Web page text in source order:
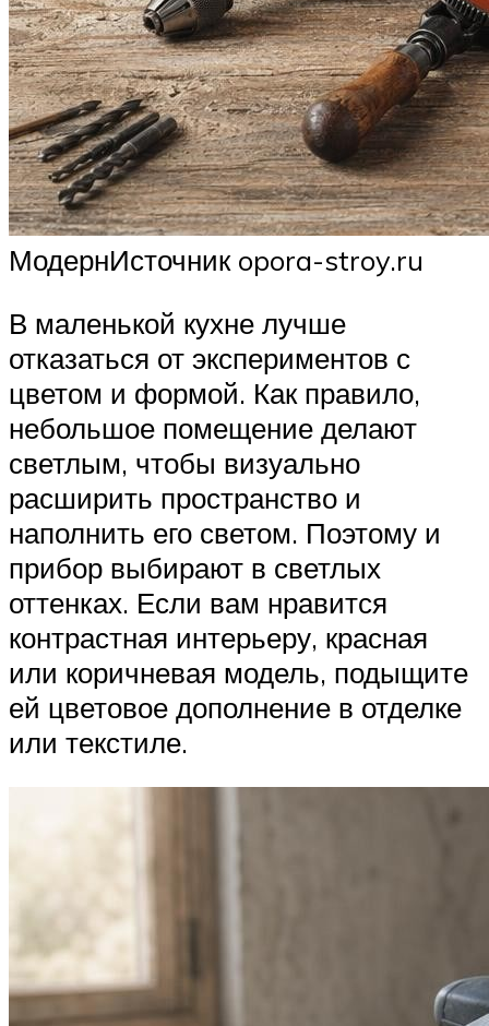
МодернИсточник opora-stroy.ru
В маленькой кухне лучше
отказаться от экспериментов с
цветом и формой. Как правило,
небольшое помещение делают
светлым, чтобы визуально
расширить пространство и
наполнить его светом. Поэтому и
прибор выбирают в светлых
оттенках. Если вам нравится
контрастная интерьеру, красная
или коричневая модель, подыщите
ей цветовое дополнение в отделке
или текстиле.